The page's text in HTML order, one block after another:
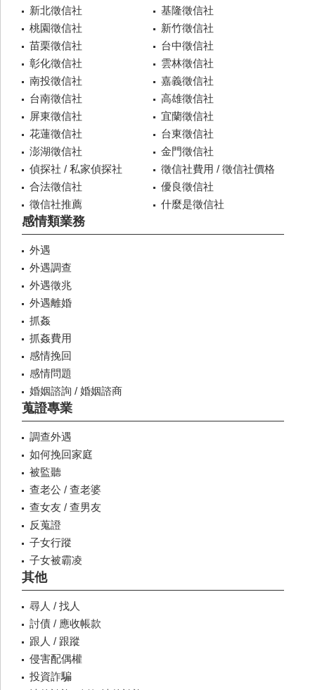
新北徵信社
基隆徵信社
桃園徵信社
新竹徵信社
苗栗徵信社
台中徵信社
彰化徵信社
雲林徵信社
南投徵信社
嘉義徵信社
台南徵信社
高雄徵信社
屏東徵信社
宜蘭徵信社
花蓮徵信社
台東徵信社
澎湖徵信社
金門徵信社
偵探社 / 私家偵探社
徵信社費用 / 徵信社價格
合法徵信社
優良徵信社
徵信社推薦
什麼是徵信社
感情類業務
外遇
外遇調查
外遇徵兆
外遇離婚
抓姦
抓姦費用
感情挽回
感情問題
婚姻諮詢 / 婚姻諮商
蒐證專業
調查外遇
如何挽回家庭
被監聽
查老公 / 查老婆
查女友 / 查男友
反蒐證
子女行蹤
子女被霸凌
其他
尋人 / 找人
討債 / 應收帳款
跟人 / 跟蹤
侵害配偶權
投資詐騙